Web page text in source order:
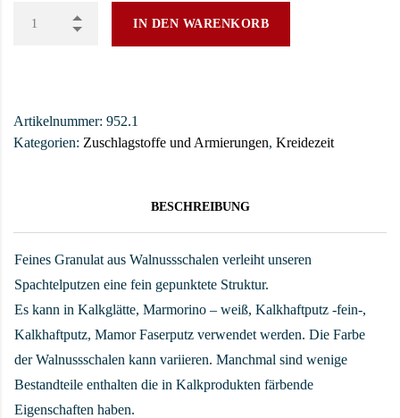
IN DEN WARENKORB
Artikelnummer: 952.1
Kategorien: Zuschlagstoffe und Armierungen, Kreidezeit
BESCHREIBUNG
Feines Granulat aus Walnussschalen verleiht unseren
Spachtelputzen eine fein gepunktete Struktur.
Es kann in Kalkglätte, Marmorino – weiß, Kalkhaftputz -fein-,
Kalkhaftputz, Mamor Faserputz verwendet werden. Die Farbe
der Walnussschalen kann variieren. Manchmal sind wenige
Bestandteile enthalten die in Kalkprodukten färbende
Eigenschaften haben.